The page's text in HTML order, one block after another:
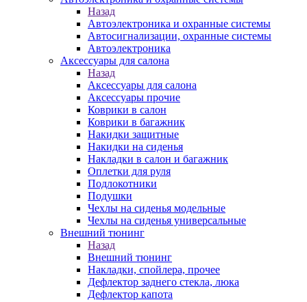
Назад
Автоэлектроника и охранные системы
Автосигнализации, охранные системы
Автоэлектроника
Аксессуары для салона
Назад
Аксессуары для салона
Аксессуары прочие
Коврики в салон
Коврики в багажник
Накидки защитные
Накидки на сиденья
Накладки в салон и багажник
Оплетки для руля
Подлокотники
Подушки
Чехлы на сиденья модельные
Чехлы на сиденья универсальные
Внешний тюнинг
Назад
Внешний тюнинг
Накладки, спойлера, прочее
Дефлектор заднего стекла, люка
Дефлектор капота